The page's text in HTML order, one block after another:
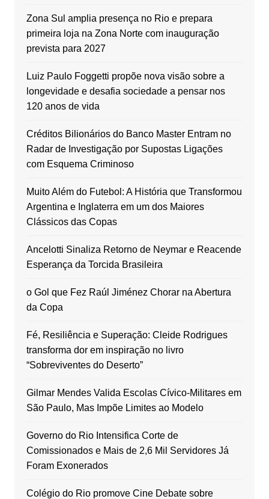
Zona Sul amplia presença no Rio e prepara
primeira loja na Zona Norte com inauguração
prevista para 2027
Luiz Paulo Foggetti propõe nova visão sobre a
longevidade e desafia sociedade a pensar nos
120 anos de vida
Créditos Bilionários do Banco Master Entram no
Radar de Investigação por Supostas Ligações
com Esquema Criminoso
Muito Além do Futebol: A História que Transformou
Argentina e Inglaterra em um dos Maiores
Clássicos das Copas
Ancelotti Sinaliza Retorno de Neymar e Reacende
Esperança da Torcida Brasileira
o Gol que Fez Raúl Jiménez Chorar na Abertura
da Copa
Fé, Resiliência e Superação: Cleide Rodrigues
transforma dor em inspiração no livro
“Sobreviventes do Deserto”
Gilmar Mendes Valida Escolas Cívico-Militares em
São Paulo, Mas Impõe Limites ao Modelo
Governo do Rio Intensifica Corte de
Comissionados e Mais de 2,6 Mil Servidores Já
Foram Exonerados
Colégio do Rio promove Cine Debate sobre